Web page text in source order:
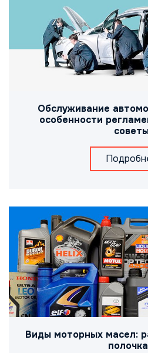
Обслуживание
особенности
Виды моторных масел: